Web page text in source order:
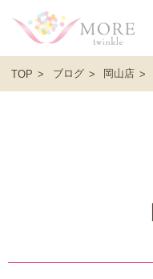
TOP ブログ 岡山店